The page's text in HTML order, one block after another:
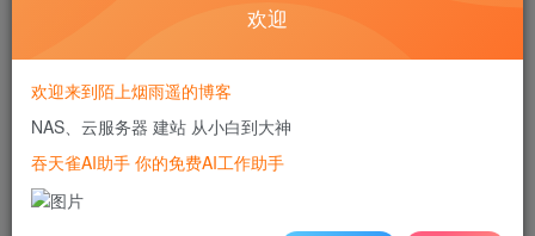
(此功耗测试时，还没插PCIE网卡，而且是低负载下测试，
仅供参考)
欢迎
欢迎来到陌上烟雨遥的博客
NAS、云服务器 建站 从小白到大神
吞天雀AI助手 你的免费AI工作助手